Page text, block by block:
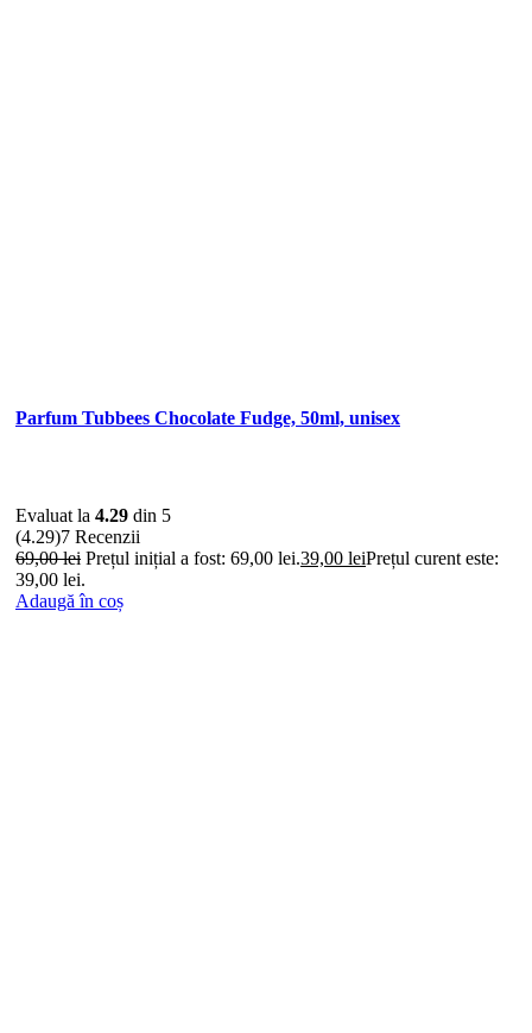
Parfum Tubbees Chocolate Fudge, 50ml, unisex
Evaluat la 4.29 din 5
(4.29)7 Recenzii
69,00lei Prețul inițial a fost: 69,00 lei.39,00 leiPrețul curent este:
39,00 lei.
Adaugă în coș